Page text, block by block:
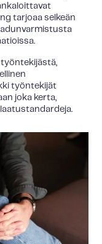
tarjoaa selkeän
työntekijästä,
työntekijät
joka kerta,